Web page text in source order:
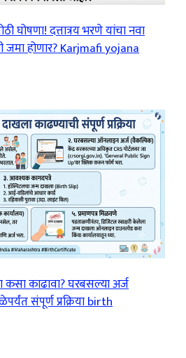
घोषणा! दत्तात्रय भरणे यांचा नवा
जमा होणार? Karjmafi yojana
काढावा? घरबसल्या अर्ज
संपूर्ण प्रक्रिया birth